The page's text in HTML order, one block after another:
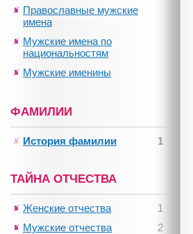
Православные мужские
имена
Мужские имена по
национальностям
Мужские именины
ФАМИЛИИ
1
История фамилии
ТАЙНА ОТЧЕСТВА
1
Женские отчества
2
Мужские отчества